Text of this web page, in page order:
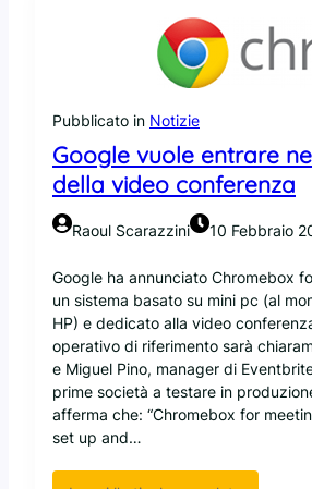
i
n
o
r
c
n
t
r
o
l
a
s
c
h
g
l
i
.
.
A
.
a
v
e
r
i
Pubblicato in Notizie
Google vuole entrare
della video conferenza
Raoul Scarazzini 10 Febbraio
Google ha annunciato Chromebox
un sistema basato su mini pc (al
HP) e dedicato alla video
operativo di riferimento sarà
e Miguel Pino, manager di
prime società a testare in
afferma che: “Chromebox for
set up and…